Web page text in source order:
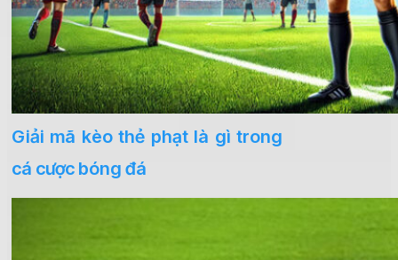
Giải mã kèo thẻ phạt là gì trong
cá cược bóng đá